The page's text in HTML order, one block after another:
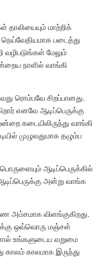
தாலியையும் மாற்றிக்
படைத்து
வழிபடுங்கள் மேலும்
நாளில் வாங்கி
ரொம்பவே சிறப்பானது.
எனவே ஆடிப்பெருக்கு
கடையிலிருந்து வாங்கி
முழுவதுமாக தழும்ப
ஆடிப்பெருக்கில்
அன்று வாங்க
அம்சமாக விளங்குகிறது.
ஒவ்வொரு மஞ்சள்
உங்களுடைய வறுமை
காலம் காலமாக இருந்து